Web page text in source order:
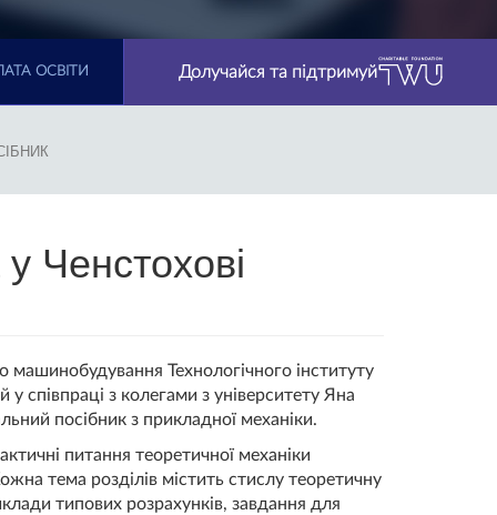
ОСВІТИ Долучайся та підтримуй
Ченстохові
машинобудування Технологічного інституту
співпраці з колегами з університету Яна
посібник з прикладної механіки.
питання теоретичної механіки
тема розділів містить стислу теоретичну
типових розрахунків, завдання для